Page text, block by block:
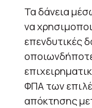
Τα δάνεια
να
επενδυτικές
ΦΠΑ των
απόκτησης